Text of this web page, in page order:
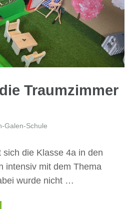
Traumzimmer
Galen-Schule
die Klasse 4a in den
intensiv mit dem Thema
wurde nicht …